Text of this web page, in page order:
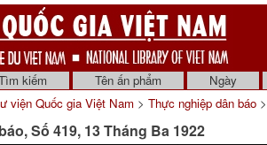
kiếm Tên ấn phẩm
Ngày
viện Quốc gia Việt Nam > Thực nghiệp dân báo
Số 419, 13 Tháng Ba 1922